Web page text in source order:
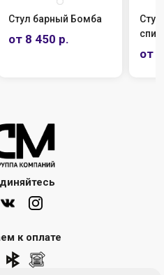
Стул барный Бомба
от 8 450 р.
от
к оплате